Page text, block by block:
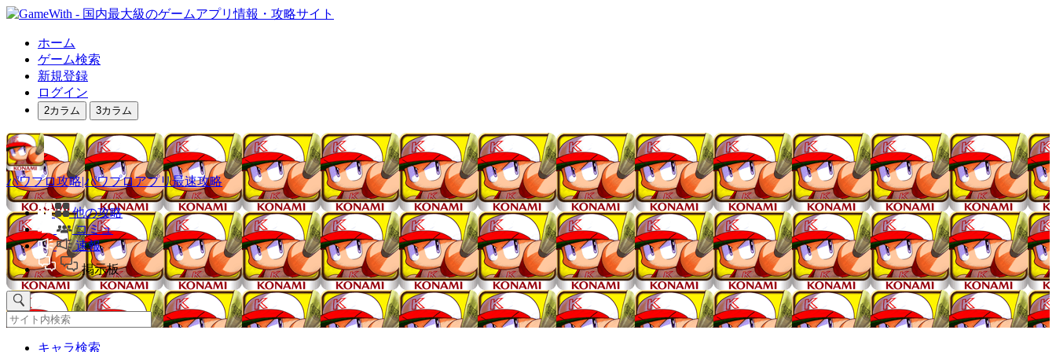
ホーム
ゲーム検索
新規登録
ログイン
2カラム 3カラム
パワプロ攻略|パワプロアプリ最速攻略
他の攻略
コミュ
速報
掲示板
キャラ検索